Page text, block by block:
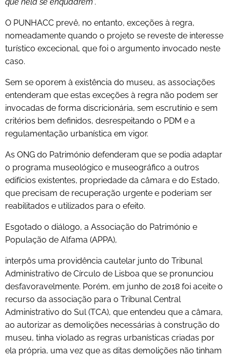
O PUNHACC prevê, no entanto, exceções à regra,
nomeadamente quando o projeto se reveste de interesse
turístico excecional, que foi o argumento invocado neste
caso.
Sem se oporem à existência do museu, as associações
entenderam que estas exceções à regra não podem ser
invocadas de forma discricionária, sem escrutínio e sem
critérios bem definidos, desrespeitando o PDM e a
regulamentação urbanística em vigor.
As ONG do Património defenderam que se podia adaptar
o programa museológico e museográfico a outros
edifícios existentes, propriedade da câmara e do Estado,
que precisam de recuperação urgente e poderiam ser
reabilitados e utilizados para o efeito.
Esgotado o diálogo, a Associação do Património e
População de Alfama (APPA),
interpôs uma providência cautelar junto do Tribunal
Administrativo de Círculo de Lisboa que se pronunciou
desfavoravelmente. Porém, em junho de 2018 foi aceite o
recurso da associação para o Tribunal Central
Administrativo do Sul (TCA), que entendeu que a câmara,
ao autorizar as demolições necessárias à construção do
museu, tinha violado as regras urbanísticas criadas por
ela própria, uma vez que as ditas demolições não tinham